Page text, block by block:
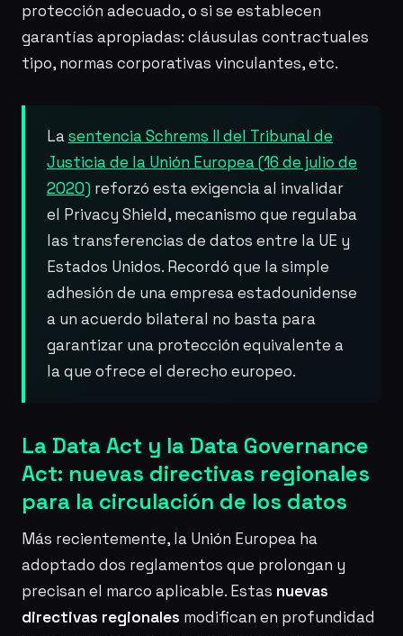
protección adecuado, o si se establecen
garantías apropiadas: cláusulas contractuales
tipo, normas corporativas vinculantes, etc.
Lasentencia Schrems II del Tribunal de
Justicia de la Unión Europea (16 de julio de
2020) reforzó esta exigencia al invalidar
el Privacy Shield, mecanismo que regulaba
las transferencias de datos entre la UE y
Estados Unidos. Recordó que la simple
adhesión de una empresa estadounidense
a un acuerdo bilateral no basta para
garantizar una protección equivalente a
la que ofrece el derecho europeo.
La Data Act y la Data Governance
Act: nuevas directivas regionales
para la circulación de los datos
Más recientemente, la Unión Europea ha
adoptado dos reglamentos que prolongan y
precisan el marco aplicable. Estas nuevas
directivas regionales modifican en profundidad